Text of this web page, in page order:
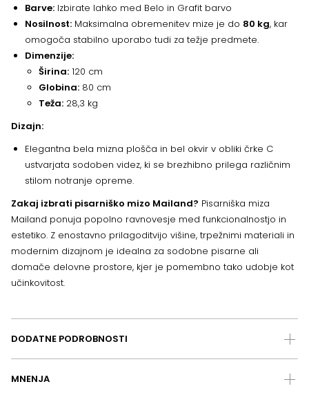
Barve: Izbirate lahko med Belo in Grafit barvo
Nosilnost: Maksimalna obremenitev mize je do 80 kg, kar
omogoča stabilno uporabo tudi za težje predmete.
Dimenzije:
Širina: 120 cm
Globina: 80 cm
Teža: 28,3 kg
Dizajn:
Elegantna bela mizna plošča in bel okvir v obliki črke C
ustvarjata sodoben videz, ki se brezhibno prilega različnim
stilom notranje opreme.
Zakaj izbrati pisarniško mizo Mailand? Pisarniška miza
Mailand ponuja popolno ravnovesje med funkcionalnostjo in
estetiko. Z enostavno prilagoditvijo višine, trpežnimi materiali in
modernim dizajnom je idealna za sodobne pisarne ali
domače delovne prostore, kjer je pomembno tako udobje kot
učinkovitost.
DODATNE PODROBNOSTI
MNENJA